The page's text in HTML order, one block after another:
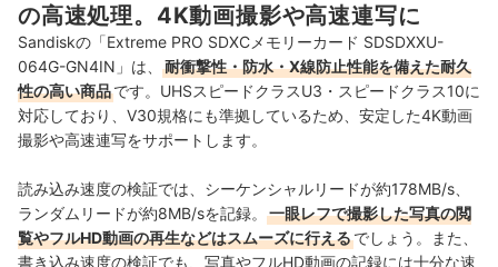
の高速処理。4K動画撮影や高速連写に
Sandiskの「Extreme PRO SDXCメモリーカード SDSDXXU-
064G-GN4IN」は、
耐衝撃性・防水・X線防止性能を備えた耐久
性の高い商品です。UHSスピードクラスU3・スピードクラス10に
対応しており、V30規格にも準拠しているため、安定した4K動画
撮影や高速連写をサポートします。
読み込み速度の検証では、シーケンシャルリードが約178MB/s、
ランダムリードが約8MB/sを記録。
一眼レフで撮影した写真の閲
覧やフルHD動画の再生などはスムーズに行えるでしょう。また、
書き込み速度の検証でも、写真やフルHD動画の記録には十分な速